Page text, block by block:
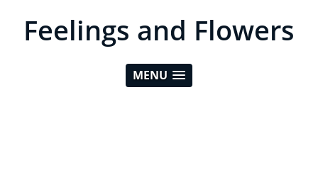
Feelings and Flowers
MENU